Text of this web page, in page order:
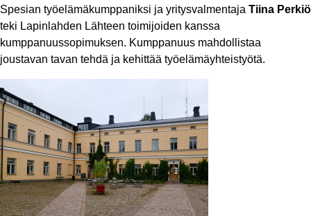
Spesian työelämäkumppaniksi ja yritysvalmentaja Tiina Perkiö
teki Lapinlahden Lähteen toimijoiden kanssa
kumppanuussopimuksen. Kumppanuus mahdollistaa
joustavan tavan tehdä ja kehittää työelämäyhteistyötä.